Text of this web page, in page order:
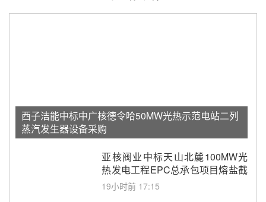
西子洁能中标中广核德令哈50MW光热示范电站二列
蒸汽发生器设备采购
亚核阀业中标天山北麓100MW光
热发电工程EPC总承包项目熔盐截
止阀、熔盐三偏心蝶阀采购
19小时前 17:15